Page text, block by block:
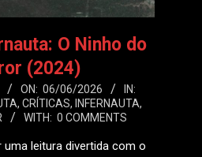
O Ninho do
(2024)
ON: 06/06/2026
IN:
, CRÍTICAS, INFERNAUTA,
WITH: 0 COMMENTS
uma leitura divertida com o